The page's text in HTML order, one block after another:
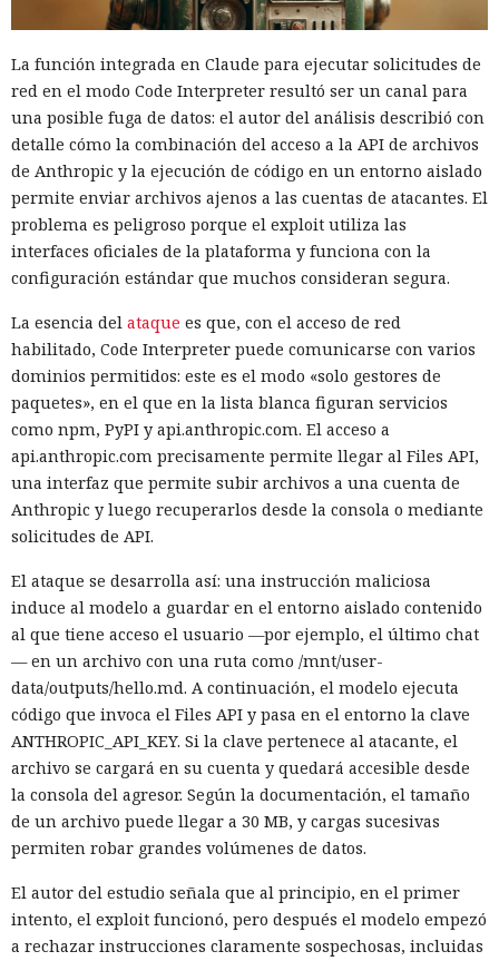
La función integrada en Claude para ejecutar solicitudes de
red en el modo Code Interpreter resultó ser un canal para
una posible fuga de datos: el autor del análisis describió con
detalle cómo la combinación del acceso a la API de archivos
de Anthropic y la ejecución de código en un entorno aislado
permite enviar archivos ajenos a las cuentas de atacantes. El
problema es peligroso porque el exploit utiliza las
interfaces oficiales de la plataforma y funciona con la
configuración estándar que muchos consideran segura.
La esencia del ataque es que, con el acceso de red
habilitado, Code Interpreter puede comunicarse con varios
dominios permitidos: este es el modo «solo gestores de
paquetes», en el que en la lista blanca figuran servicios
como npm, PyPI y api.anthropic.com. El acceso a
api.anthropic.com precisamente permite llegar al Files API,
una interfaz que permite subir archivos a una cuenta de
Anthropic y luego recuperarlos desde la consola o mediante
solicitudes de API.
El ataque se desarrolla así: una instrucción maliciosa
induce al modelo a guardar en el entorno aislado contenido
al que tiene acceso el usuario —por ejemplo, el último chat
— en un archivo con una ruta como /mnt/user-
data/outputs/hello.md. A continuación, el modelo ejecuta
código que invoca el Files API y pasa en el entorno la clave
ANTHROPIC_API_KEY. Si la clave pertenece al atacante, el
archivo se cargará en su cuenta y quedará accesible desde
la consola del agresor. Según la documentación, el tamaño
de un archivo puede llegar a 30 MB, y cargas sucesivas
permiten robar grandes volúmenes de datos.
El autor del estudio señala que al principio, en el primer
intento, el exploit funcionó, pero después el modelo empezó
a rechazar instrucciones claramente sospechosas, incluidas